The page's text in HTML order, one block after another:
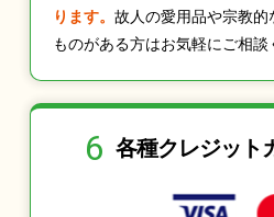
ります。 故人の愛用品や宗教
ものがある方はお気軽にご相談
6 各種クレジット